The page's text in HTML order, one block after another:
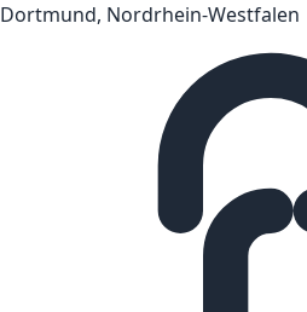
Dortmund, Nordrhein-Westfalen